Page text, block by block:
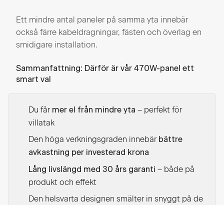
Ett mindre antal paneler på samma yta innebär
också färre kabeldragningar, fästen och överlag en
smidigare installation.
Sammanfattning: Därför är vår 470W-panel ett
smart val
Du får mer el från mindre yta – perfekt för
villatak
Den höga verkningsgraden innebär bättre
avkastning per investerad krona
Lång livslängd med 30 års garanti – både på
produkt och effekt
Den helsvarta designen smälter in snyggt på de